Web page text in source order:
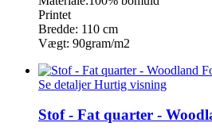
Printet
Bredde: 110 cm
Vægt: 90gram/m2
Se detaljerHurtig visning
Stof - Fat quarter -